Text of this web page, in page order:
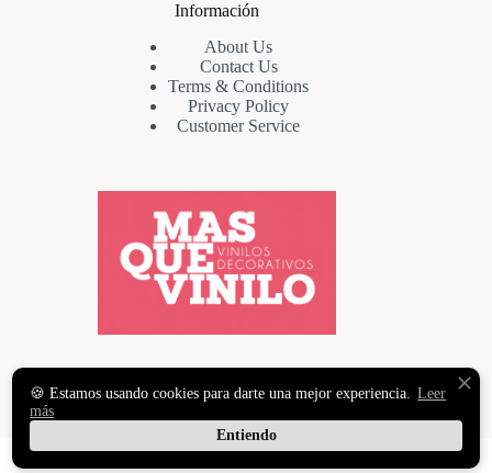
Información
About Us
Contact Us
Terms & Conditions
Privacy Policy
Customer Service
VINILOS DECORATIVOS
Y FOTOMURALES
PREMIUM
Copyright © 2026 MasqueVinilo
🍪 Estamos usando cookies para darte una mejor experiencia. Leer
más
Entiendo